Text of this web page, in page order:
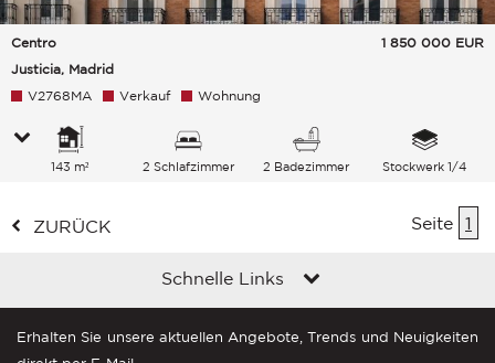
Centro
Justicia, Madrid
1 850 000 EUR
V2768MA Verkauf Wohnung
143 m² 2 Schlafzimmer 2 Badezimmer Stockwerk 1/4
ZURÜCK Seite 1
Schnelle Links
Erhalten Sie unsere aktuellen Angebote, Trends und Neuigkeiten